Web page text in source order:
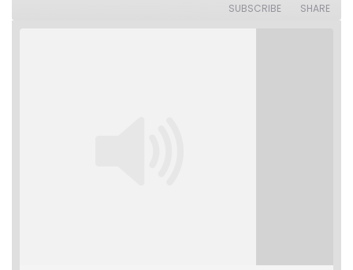
SUBSCRIBE SHARE